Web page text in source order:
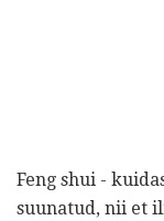
Feng shui -
suunatud, nii et